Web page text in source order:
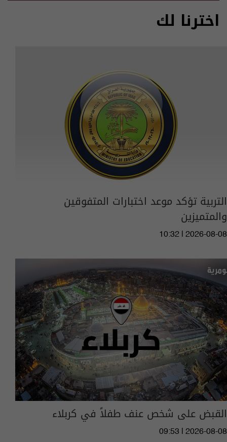
اخترنا لك
التربية تؤكد موعد اختبارات المتفوقين
والمتميزين
10:32 | 2026-08-08
القبض على شخص عنف طفلاً في كربلاء
09:53 | 2026-08-08